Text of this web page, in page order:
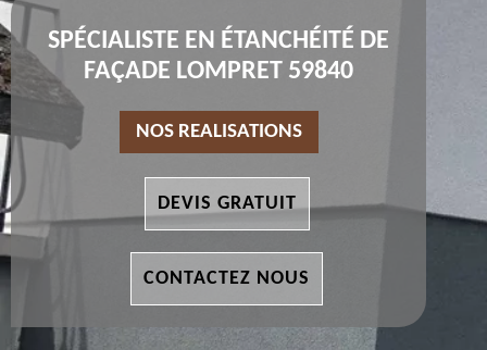
SPÉCIALISTE EN ÉTANCHÉITÉ DE
FAÇADE LOMPRET 59840
NOS REALISATIONS
DEVIS GRATUIT
CONTACTEZ NOUS